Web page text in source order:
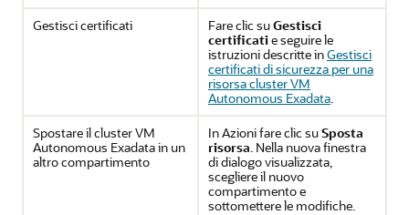
Gestisci certificati
Fare clic suGestisci
certificatie seguire le
istruzioni descritte inGestisci
certificati di sicurezza per una
risorsa cluster VM
Autonomous Exadata.
Spostare il cluster VM
Autonomous Exadata in un
altro compartimento
In Azioni fare clic suSposta
risorsa. Nella nuova finestra
di dialogo visualizzata,
scegliere il nuovo
compartimento e
sottomettere le modifiche.